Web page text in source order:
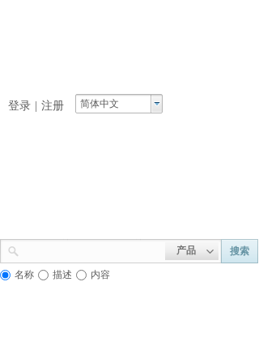
简体中文
登录 注册
产品 搜索
名称 描述 内容